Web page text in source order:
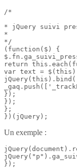
/*
* jQuery suivi
*
*/
(function($) {
return
var text =
});
});
};
})(jQuery);
Un exemple :
});